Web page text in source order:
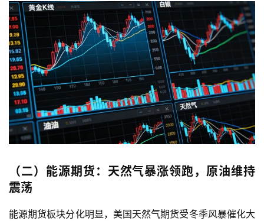
（二）能源期货：天然气暴涨领跑，原油维持
震荡
能源期货板块分化明显，美国天然气期货受冬季风暴催化大